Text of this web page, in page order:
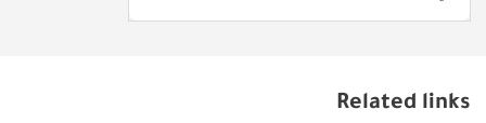
-------------------------------
Related links